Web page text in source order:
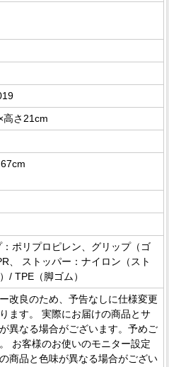
高さ21cm
ポリプロピレン、グリップ（ゴ
、 ストッパー：ナイロン（スト
/ TPE（脚ゴム）
改良のため、予告なしに仕様変更
ます。 実際にお届けの商品とサ
異なる場合がございます。予めご
お客様のお使いのモニター設定
商品と色味が異なる場合がござい